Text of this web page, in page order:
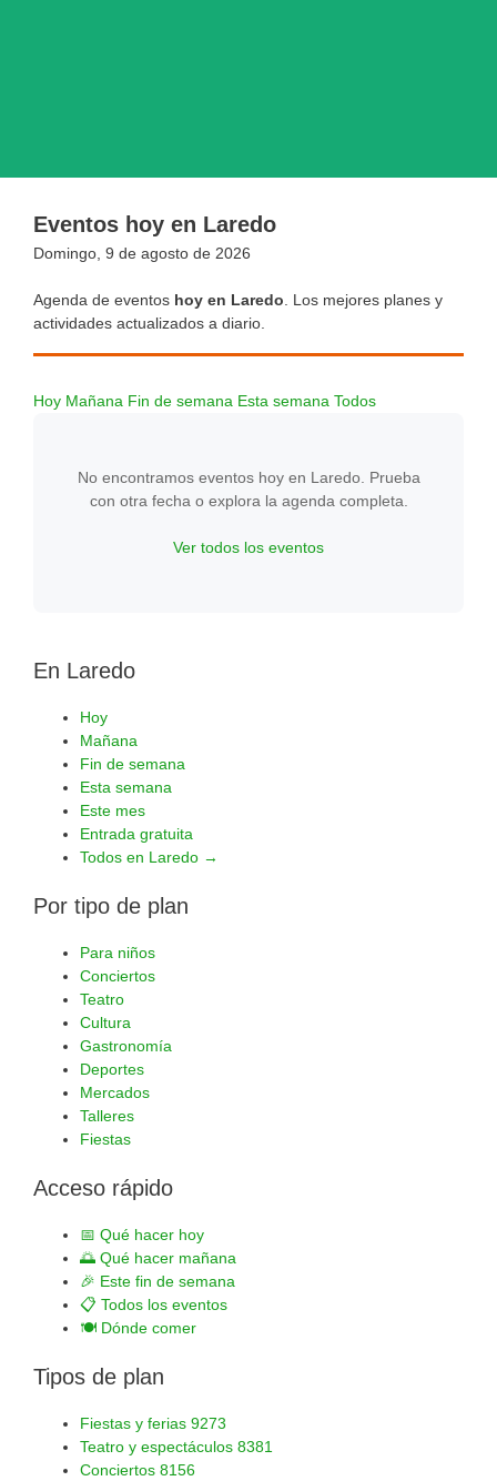
Eventos hoy en Laredo
Domingo, 9 de agosto de 2026
Agenda de eventos hoy en Laredo . Los mejores planes y
actividades actualizados a diario.
Hoy Mañana Fin de semana Esta semana Todos
No encontramos eventos hoy en Laredo. Prueba
con otra fecha o explora la agenda completa.
Ver todos los eventos
En Laredo
Hoy
Mañana
Fin de semana
Esta semana
Este mes
Entrada gratuita
Todos en Laredo →
Por tipo de plan
Para niños
Conciertos
Teatro
Cultura
Gastronomía
Deportes
Mercados
Talleres
Fiestas
Acceso rápido
📅 Qué hacer hoy
🌅 Qué hacer mañana
🎉 Este fin de semana
📋 Todos los eventos
🍽️ Dónde comer
Tipos de plan
Fiestas y ferias 9273
Teatro y espectáculos 8381
Conciertos 8156